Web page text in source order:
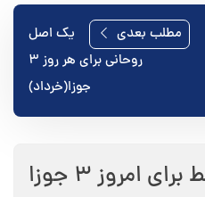
مطلب بعدی
یک اصل
روحانی برای هر روز ۳
جوزا(خرداد)
فقط برای امروز ۳ جوزا